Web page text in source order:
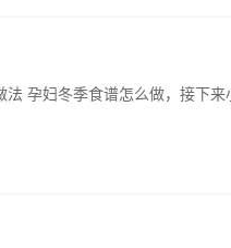
孕妇冬季食谱怎么做，接下来